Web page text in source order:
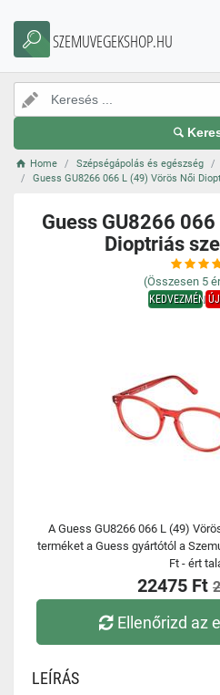
SZEMUVEGEKSHOP.HU
Home Szépségápolás és egészség
Guess GU8266 066 L (49) Vörös Női
Guess GU8266
Dioptriás
(Összesen 5
KEDVEZMÉNY
A Guess GU8266 066 L (49)
terméket a Guess gyártótól a
Ft - ért
22475 Ft
Ellenőrizd az
LEÍRÁS